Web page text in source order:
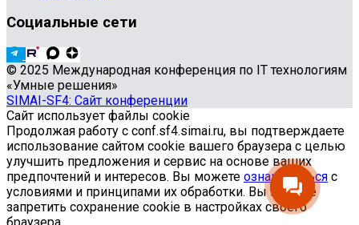
Социальные сети
© 2025 Международная конференция по IT технологиям
«Умные решения»
SIMAI-SF4: Сайт конференции
Сайт использует файлы cookie
Продолжая работу с conf.sf4.simai.ru, вы подтверждаете
использование сайтом cookie вашего браузера с целью
улучшить предложения и сервис на основе ваших
предпочтений и интересов. Вы можете ознакомиться с
условиями и принципами их обработки. Вы можете
запретить сохранение cookie в настройках своего
браузера.